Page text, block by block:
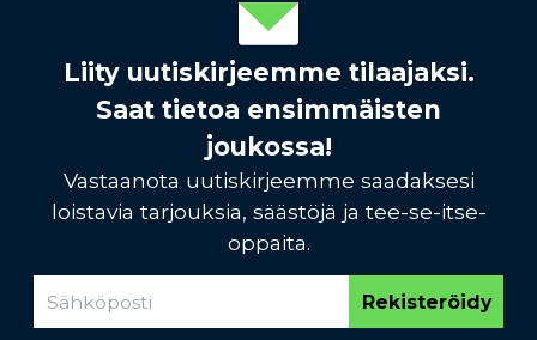
Liity uutiskirjeemme tilaajaksi.
Saat tietoa ensimmäisten
joukossa!
Vastaanota uutiskirjeemme saadaksesi
loistavia tarjouksia, säästöjä ja tee-se-itse-
oppaita.
Rekisteröidy